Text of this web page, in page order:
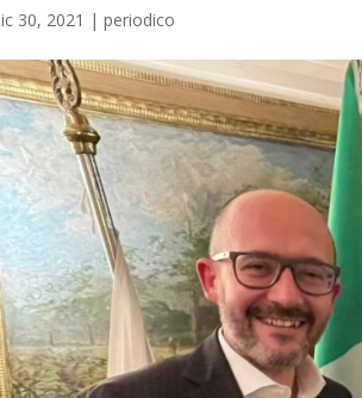
30, 2021 |periodico